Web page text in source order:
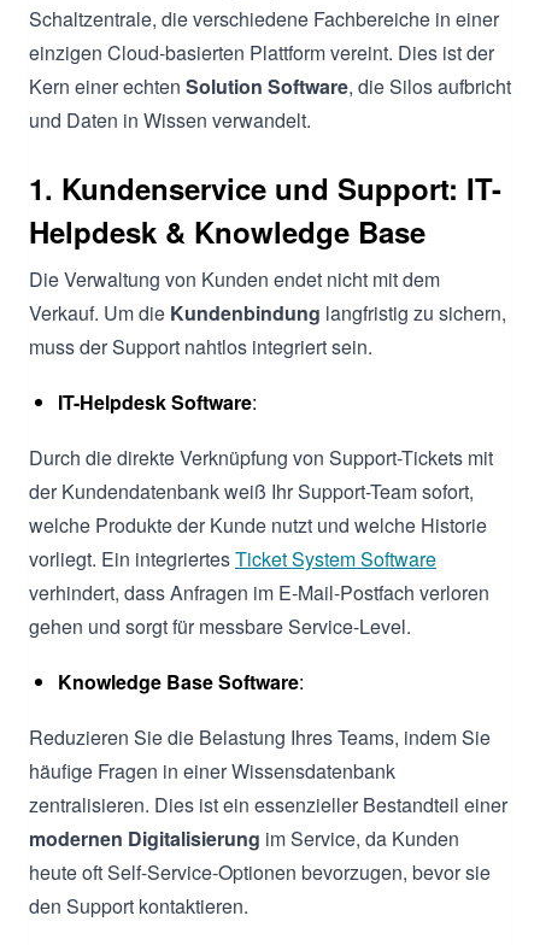
Schaltzentrale, die verschiedene Fachbereiche in einer
einzigen Cloud-basierten Plattform vereint. Dies ist der
Kern einer echten Solution Software, die Silos aufbricht
und Daten in Wissen verwandelt.
1. Kundenservice und Support: IT-
Helpdesk & Knowledge Base
Die Verwaltung von Kunden endet nicht mit dem
Verkauf. Um die Kundenbindung langfristig zu sichern,
muss der Support nahtlos integriert sein.
IT-Helpdesk Software:
Durch die direkte Verknüpfung von Support-Tickets mit
der Kundendatenbank weiß Ihr Support-Team sofort,
welche Produkte der Kunde nutzt und welche Historie
vorliegt. Ein integriertesTicket System Software
verhindert, dass Anfragen im E-Mail-Postfach verloren
gehen und sorgt für messbare Service-Level.
Knowledge Base Software:
Reduzieren Sie die Belastung Ihres Teams, indem Sie
häufige Fragen in einer Wissensdatenbank
zentralisieren. Dies ist ein essenzieller Bestandteil einer
modernen Digitalisierung im Service, da Kunden
heute oft Self-Service-Optionen bevorzugen, bevor sie
den Support kontaktieren.